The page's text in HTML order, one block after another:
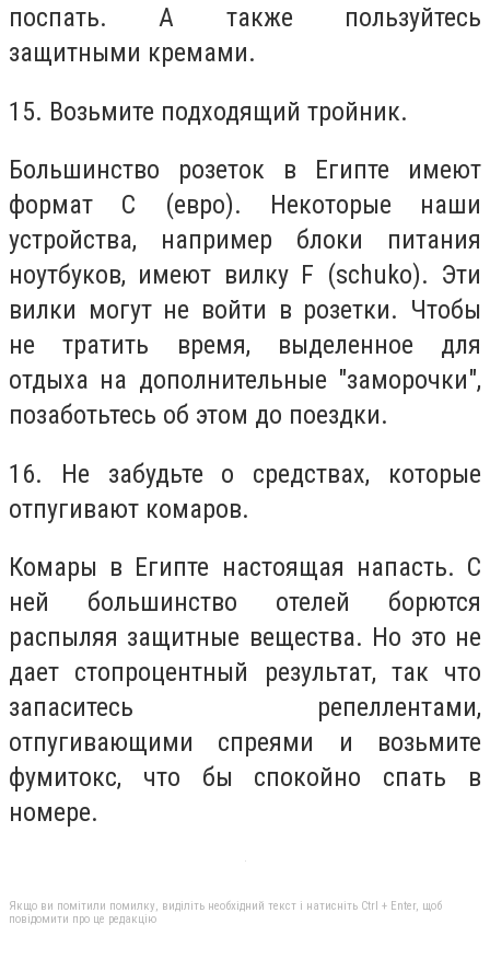
поспать. А также пользуйтесь
защитными кремами.
15. Возьмите подходящий тройник.
Большинство розеток в Египте имеют
формат C (евро). Некоторые наши
устройства, например блоки питания
ноутбуков, имеют вилку F (schuko). Эти
вилки могут не войти в розетки. Чтобы
не тратить время, выделенное для
отдыха на дополнительные "заморочки",
позаботьтесь об этом до поездки.
16. Не забудьте о средствах, которые
отпугивают комаров.
Комары в Египте настоящая напасть. С
ней большинство отелей борются
распыляя защитные вещества. Но это не
дает стопроцентный результат, так что
запаситесь репеллентами,
отпугивающими спреями и возьмите
фумитокс, что бы спокойно спать в
номере.
Якщо ви помітили помилку, виділіть необхідний текст і натисніть Ctrl + Enter, щоб
повідомити про це редакцію